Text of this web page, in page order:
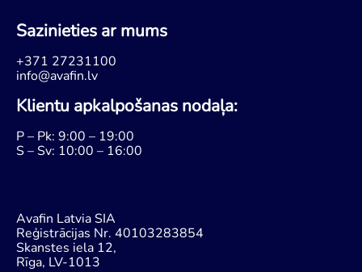
Sazinieties ar mums
+371 27231100
info@avafin.lv
Klientu apkalpošanas nodaļa:
P – Pk: 9:00 – 19:00
S – Sv: 10:00 – 16:00
Avafin Latvia SIA
Reģistrācijas Nr. 40103283854
Skanstes iela 12,
Rīga, LV-1013